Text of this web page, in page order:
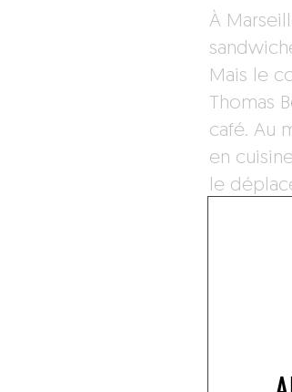
À
Mais le
Thomas
café. Au
en
le
et
l’aprèm
en 2012
Le bon,